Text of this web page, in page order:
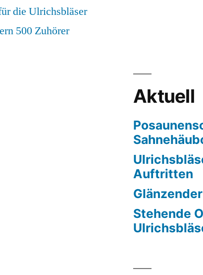
die Ulrichsbläser
500 Zuhörer
Aktuell
Auftritten
Stehende